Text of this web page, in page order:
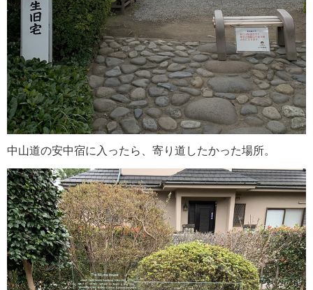
中山道の安中宿に入ったら、寄り道したかった場所。